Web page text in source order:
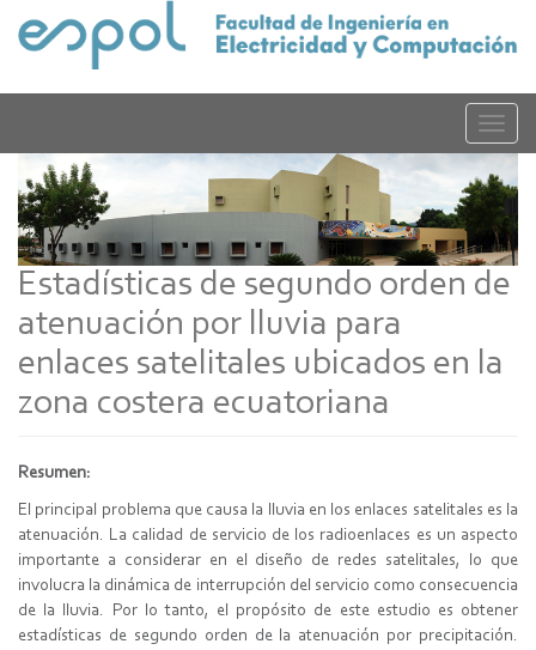
contenido
Toggle
Estadísticas de segundo orden de
atenuación por lluvia para
enlaces satelitales ubicados en la
zona costera ecuatoriana
Resumen:
El principal problema que causa la lluvia en los enlaces satelitales es la
atenuación. La calidad de servicio de los radioenlaces es un aspecto
importante a considerar en el diseño de redes satelitales, lo que
involucra la dinámica de interrupción del servicio como consecuencia
de la lluvia. Por lo tanto, el propósito de este estudio es obtener
estadísticas de segundo orden de la atenuación por precipitación.